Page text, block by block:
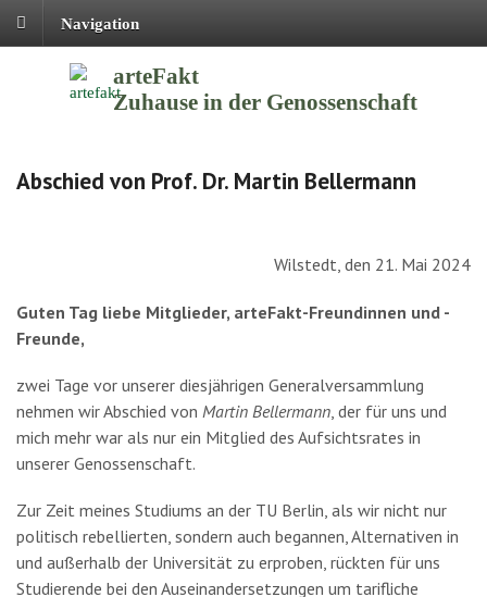
Navigation
arteFakt
Zuhause in der Genossenschaft
Abschied von Prof. Dr. Martin Bellermann
Wilstedt, den 21. Mai 2024
Guten Tag liebe Mitglieder, arteFakt-Freundinnen und -
Freunde,
zwei Tage vor unserer diesjährigen Generalversammlung
nehmen wir Abschied von Martin Bellermann , der für uns und
mich mehr war als nur ein Mitglied des Aufsichtsrates in
unserer Genossenschaft.
Zur Zeit meines Studiums an der TU Berlin, als wir nicht nur
politisch rebellierten, sondern auch begannen, Alternativen in
und außerhalb der Universität zu erproben, rückten für uns
Studierende bei den Auseinandersetzungen um tarifliche